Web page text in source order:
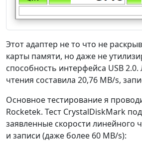
Этот адаптер не то что не
карты памяти, но даже не
способность интерфейса USB
чтения составила 20,76 MB/s,
Основное тестирование я
Rocketek. Тест CrystalDiskMark
заявленные скорости линейного
и записи (даже более 60 MB/s):